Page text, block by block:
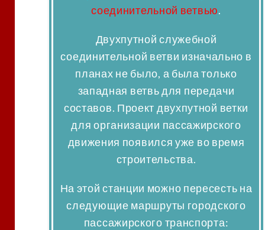
соединительной ветвью.
Двухпутной служебной
соединительной ветви изначально в
планах не было, а была только
западная ветвь для передачи
составов. Проект двухпутной ветки
для организации пассажирского
движения появился уже во время
строительства.
На этой станции можно пересесть на
следующие маршруты городского
пассажирского транспорта: